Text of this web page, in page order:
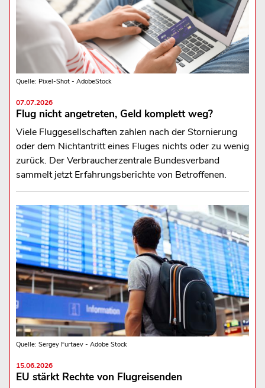
Quelle: Pixel-Shot - AdobeStock
07.07.2026
Flug nicht angetreten, Geld komplett weg?
Viele Fluggesellschaften zahlen nach der Stornierung
oder dem Nichtantritt eines Fluges nichts oder zu wenig
zurück. Der Verbraucherzentrale Bundesverband
sammelt jetzt Erfahrungsberichte von Betroffenen.
Quelle: Sergey Furtaev - Adobe Stock
15.06.2026
EU stärkt Rechte von Flugreisenden